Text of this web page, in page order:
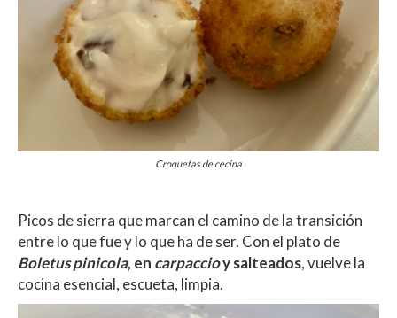
Croquetas de cecina
Picos de sierra que marcan el camino de la transición
entre lo que fue y lo que ha de ser. Con el plato de
Boletus pinicola, en carpaccioy salteados, vuelve la
cocina esencial, escueta, limpia.